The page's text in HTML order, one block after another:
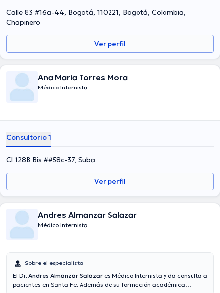
Calle 83 #16a-44, Bogotá, 110221, Bogotá, Colombia,
Chapinero
Ver perfil
Ana Maria Torres Mora
Médico Internista
Consultorio 1
Cl 128B Bis ##58c-37, Suba
Ver perfil
Andres Almanzar Salazar
Médico Internista
Sobre el especialista
El Dr. Andres Almanzar Salazar es Médico Internista y da consulta a
pacientes en Santa Fe. Además de su formación académica